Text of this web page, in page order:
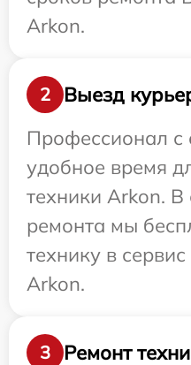
Arkon.
2
Выезд
Профессионал с
удобное время
техники Arkon.
ремонта мы
технику в
Arkon.
3
Ремонт